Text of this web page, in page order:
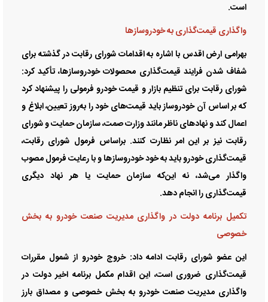
است.
واگذاری قیمت‌گذاری به خودروساز‌ها
بهرامی ارض اقدس با اشاره به اقدامات شورای رقابت در گذشته برای
شفاف شدن فرایند قیمت‌گذاری محصولات خودروسازها، تأکید کرد:
شورای رقابت برای تنظیم بازار و قیمت خودرو فرمولی را پیشنهاد کرد
که بر اساس آن خودروساز باید قیمت‌های خود را به‌روز تعیین، ابلاغ و
اعمال کند و نهاد‌های ناظر مانند وزارت صمت، سازمان حمایت و شورای
رقابت نیز بر این امر نظارت کنند. براساس فرمول شورای رقابت،
قیمت‌گذاری خودرو باید به خود خودروساز‌ها و با رعایت فرمول مصوب
واگذار می‌شد، نه این‌که سازمان حمایت یا هر نهاد دیگری
قیمت‌گذاری را انجام دهد.
تکمیل برنامه دولت در واگذاری مدیریت صنعت خودرو به بخش
خصوصی
این عضو شورای رقابت ادامه داد: خروج خودرو از شمول مقررات
قیمت‌گذاری ضروری است، این اقدام مکمل برنامه اخیر دولت در
واگذاری مدیریت صنعت خودرو به بخش خصوصی و مصداق بارز